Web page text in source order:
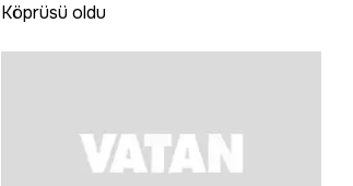
Köprüsü oldu